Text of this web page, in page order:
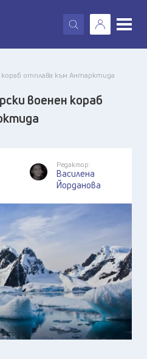
X
отплава към Антарктида
военен кораб
Редактор:
Василена
Йорданова